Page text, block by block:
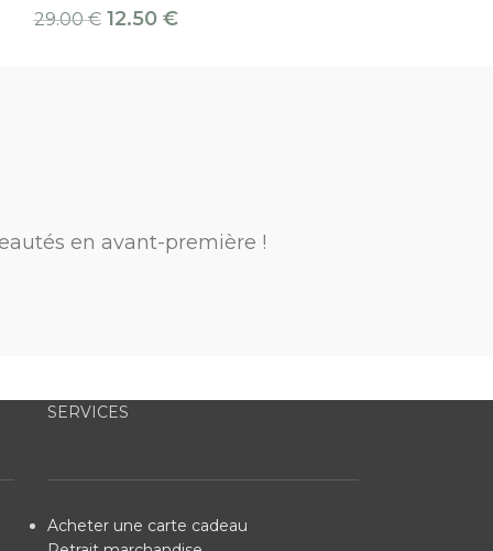
29.00€ 12.50 €
en avant-première !
SERVICES
Acheter une carte cadeau